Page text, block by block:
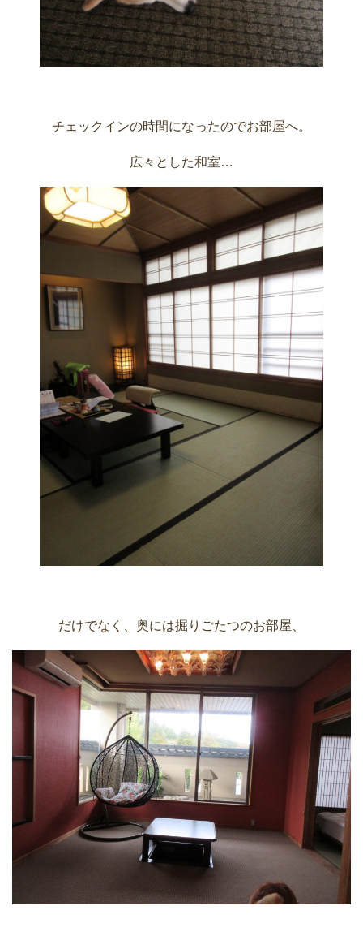
チェックインの時間になったのでお部屋へ。
広々とした和室…
だけでなく、奥には掘りごたつのお部屋、